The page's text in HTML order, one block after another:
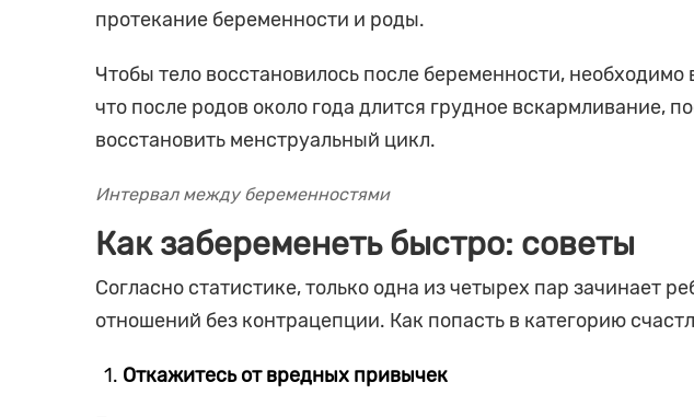
протекание беременности и роды.
Чтобы тело восстановилось после беременности,
что после родов около года длится грудное вскармливание,
восстановить менструальный цикл.
Интервал между беременностями
Как забеременеть быстро: советы
Согласно статистике, только одна из четырех пар зачинает
отношений без контрацепции. Как попасть в категорию
Откажитесь от вредных привычек